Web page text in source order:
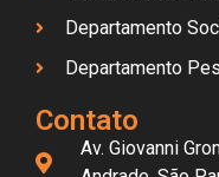
Departamento
Departamento
Contato
Av. Giovanni